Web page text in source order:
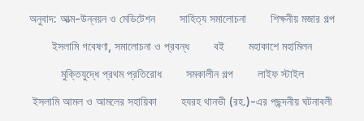
অনুবাদ: আত্ম-উন্নয়ন ও মেডিটেশন
সাহিত্য সমালোচনা
শিক্ষনীয় মজার গল্প
ইসলামি গবেষণা, সমালোচনা ও প্রবন্ধ
বই
মহাকাশে মহামিলন
মুক্তিযুদ্ধে প্রথম প্রতিরোধ
সমকালীন গল্প
লাইফ স্টাইল
ইসলামি আমল ও আমলের সহায়িকা
হযরহ থানভী (রহ.)-এর পছন্দনীয় ঘটনাবলী